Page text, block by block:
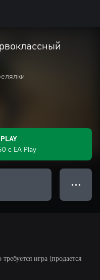
с EA Play
● ● ●
игра (продается